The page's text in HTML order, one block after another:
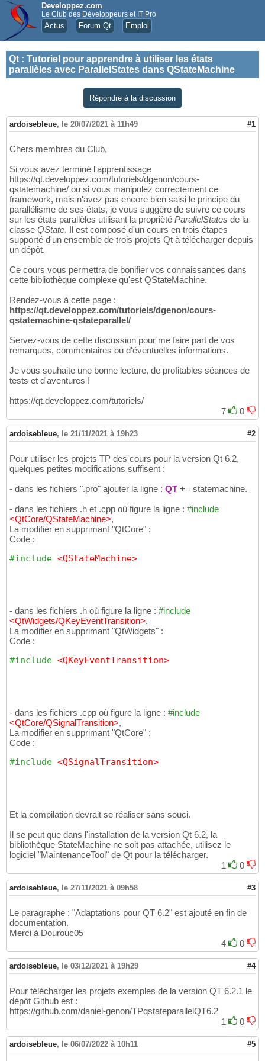
Developpez.com
Le Club des Développeurs et IT Pro
Actus Forum Qt Emploi
Qt : Tutoriel pour apprendre à utiliser les états
parallèles avec ParallelStates dans QStateMachine
Répondre à la discussion
ardoisebleue, le 20/07/2021 à 11h49 #1
Chers membres du Club,
Si vous avez terminé l'apprentissage
https://qt.developpez.com/tutoriels/dgenon/cours-
qstatemachine/ ou si vous manipulez correctement ce
framework, mais n'avez pas encore bien saisi le principe du
parallélisme de ses états, je vous suggère de suivre ce cours
sur les états parallèles utilisant la proprièté ParallelStates de la
classe QState. Il est composé d'un cours en trois étapes
supporté d'un ensemble de trois projets Qt à télécharger depuis
un dépôt.
Ce cours vous permettra de bonifier vos connaissances dans
cette bibliothèque complexe qu'est QStateMachine.
Rendez-vous à cette page :
https://qt.developpez.com/tutoriels/dgenon/cours-
qstatemachine-qstateparallel/
Servez-vous de cette discussion pour me faire part de vos
remarques, commentaires ou d'éventuelles informations.
Je vous souhaite une bonne lecture, de profitables séances de
tests et d'aventures !
https://qt.developpez.com/tutoriels/
7
0
ardoisebleue, le 21/11/2021 à 19h23 #2
Pour utiliser les projets TP des cours pour la version Qt 6.2,
quelques petites modifications suffisent :
- dans les fichiers ".pro" ajouter la ligne : QT += statemachine.
- dans les fichiers .h et .cpp où figure la ligne : #include
<QtCore/QStateMachine>,
La modifier en supprimant "QtCore" :
Code :
#include <QStateMachine>
- dans les fichiers .h où figure la ligne : #include
<QtWidgets/QKeyEventTransition>,
La modifier en supprimant "QtWidgets" :
Code :
#include <QKeyEventTransition>
- dans les fichiers .cpp où figure la ligne : #include
<QtCore/QSignalTransition>,
La modifier en supprimant "QtCore" :
Code :
#include <QSignalTransition>
Et la compilation devrait se réaliser sans souci.
Il se peut que dans l'installation de la version Qt 6.2, la
bibliothèque StateMachine ne soit pas attachée, utilisez le
logiciel "MaintenanceTool" de Qt pour la télécharger.
1
0
ardoisebleue, le 27/11/2021 à 09h58 #3
Le paragraphe : "Adaptations pour QT 6.2" est ajouté en fin de
documentation.
Merci à Dourouc05
4
0
ardoisebleue, le 03/12/2021 à 19h29 #4
Pour télécharger les projets exemples de la version QT 6.2.1 le
dépôt Github est :
https://github.com/daniel-genon/TPqstateparallelQT6.2
1
0
ardoisebleue, le 06/07/2022 à 10h11 #5